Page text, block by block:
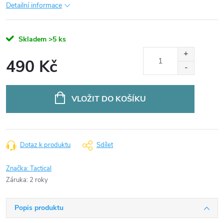
Detailní informace
Skladem >5 ks
490 Kč
VLOŽIT DO KOŠÍKU
Dotaz k produktu Sdílet
Značka:Tactical
Záruka: 2 roky
Popis produktu